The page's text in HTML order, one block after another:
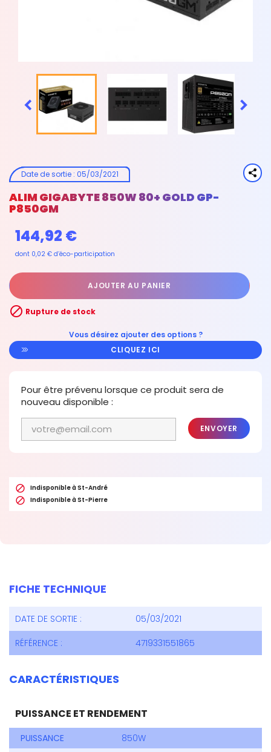
 
Date de sortie: 05/03/2021
ALIM GIGABYTE 850W 80+ GOLD GP-
P850GM
144,92 €
dont 0,02 € d’éco-participation
AJOUTER AU PANIER
 Rupture de stock
Vous désirez ajouter des options ?
CLIQUEZ ICI
Pour être prévenu lorsque ce produit sera de
nouveau disponible :
ENVOYER
 Indisponible à St-André
 Indisponible à St-Pierre
FICHE TECHNIQUE
DATE DE SORTIE :
05/03/2021
RÉFÉRENCE :
4719331551865
CARACTÉRISTIQUES
PUISSANCE ET RENDEMENT
PUISSANCE
850W